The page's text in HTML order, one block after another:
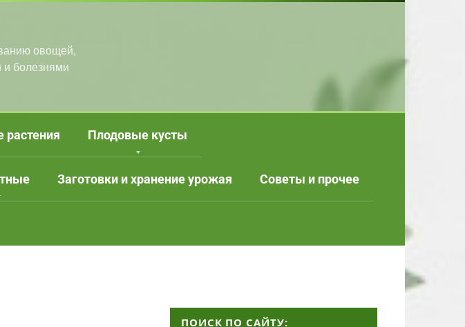
овощей,
и болезнями
Плодовые кусты
Заготовки и хранение урожая Советы и прочее
ПОИСК ПО САЙТУ: